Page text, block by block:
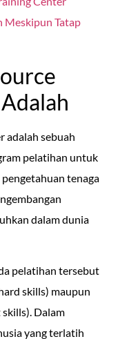
Meskipun Tatap
adalah sebuah
pelatihan untuk
tenaga
dalam dunia
pelatihan tersebut
skills) maupun
Dalam
yang terlatih